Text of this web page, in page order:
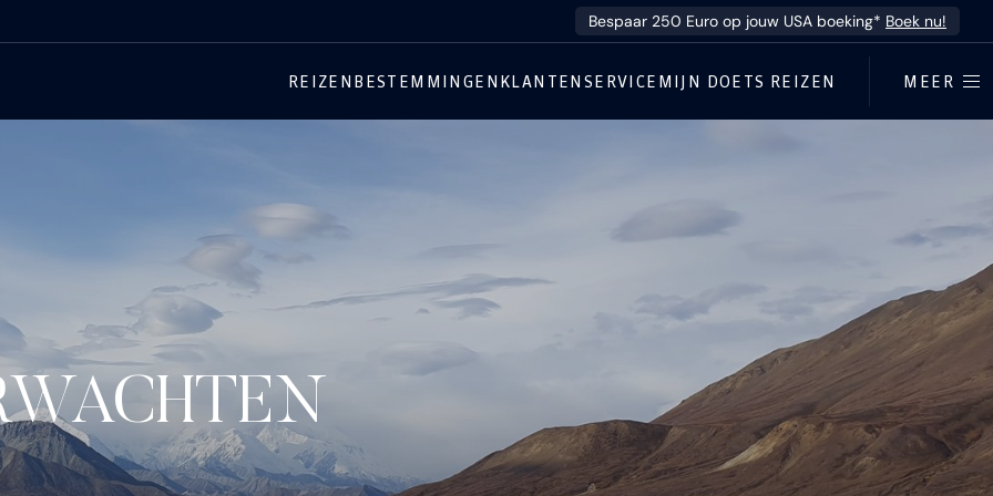
Bespaar 250 Euro op jouw USA boeking* Boek nu!
REIZEN BESTEMMINGEN KLANTENSERVICE MIJN DOETS REIZEN MEER